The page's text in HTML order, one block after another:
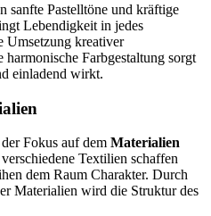
sanfte Pastelltöne und kräftige
Lebendigkeit in jedes
Umsetzung kreativer
harmonische Farbgestaltung sorgt
einladend wirkt.
Fokus auf dem Materialien
Textilien schaffen
dem Raum Charakter. Durch
Materialien wird die Struktur des